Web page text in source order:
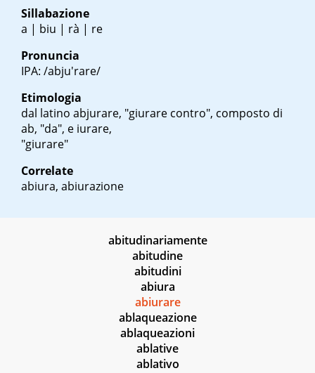
Sillabazione
a | biu | rà | re
Pronuncia
IPA: /abju'rare/
Etimologia
dal latino abjurare, "giurare contro", composto di
ab, "da", e iurare,
"giurare"
Correlate
abiura, abiurazione
abitudinariamente
abitudine
abitudini
abiura
abiurare
ablaqueazione
ablaqueazioni
ablative
ablativo